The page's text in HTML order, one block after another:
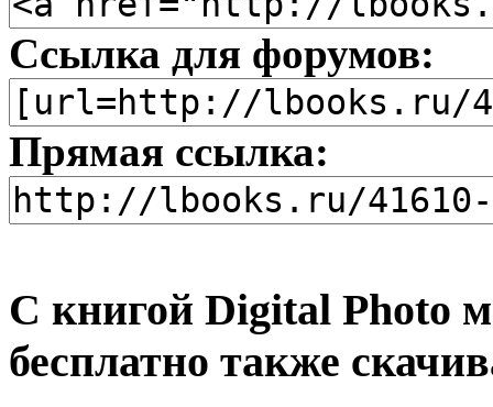
Ссылка для форумов:
Прямая ссылка:
С книгой Digital Photo
бесплатно также